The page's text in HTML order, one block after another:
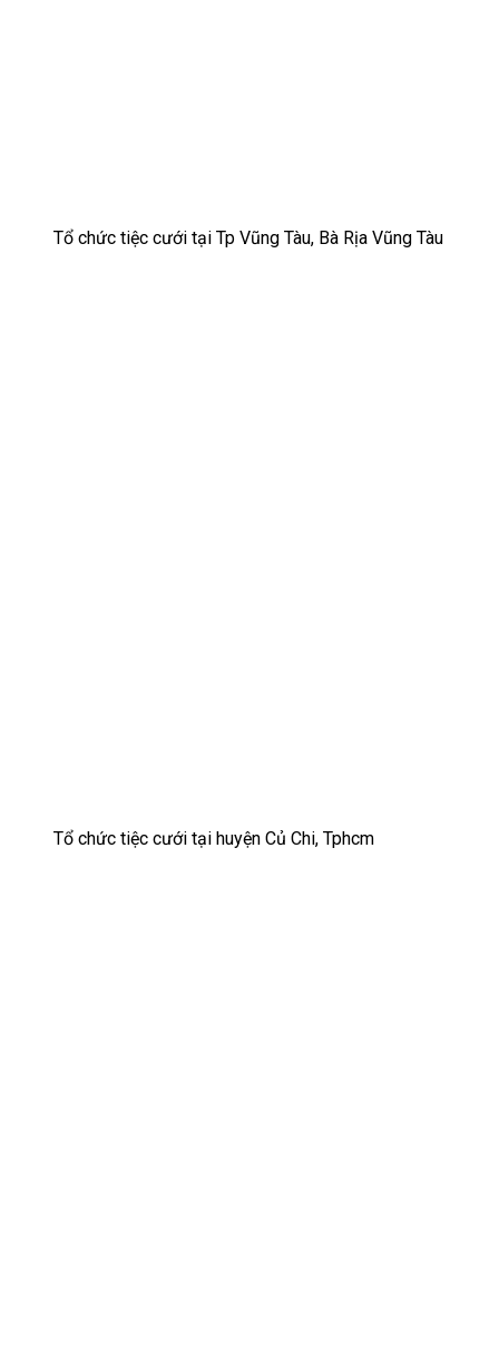
Tổ chức tiệc cưới tại Tp Vũng Tàu, Bà Rịa Vũng Tàu
Tổ chức tiệc cưới tại huyện Củ Chi, Tphcm